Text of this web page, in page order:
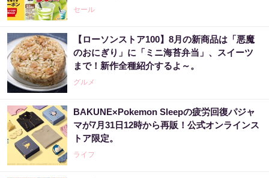
セール
【ローソンストア100】8月の新商品は「悪魔
のおにぎり」に「ミニ海苔弁当」、スイーツ
まで！新作全種紹介するよ～。
グルメ
BAKUNE×Pokemon Sleepの疲労回復パジャ
マが7月31日12時から再販！公式オンラインス
トア限定。
ライフ